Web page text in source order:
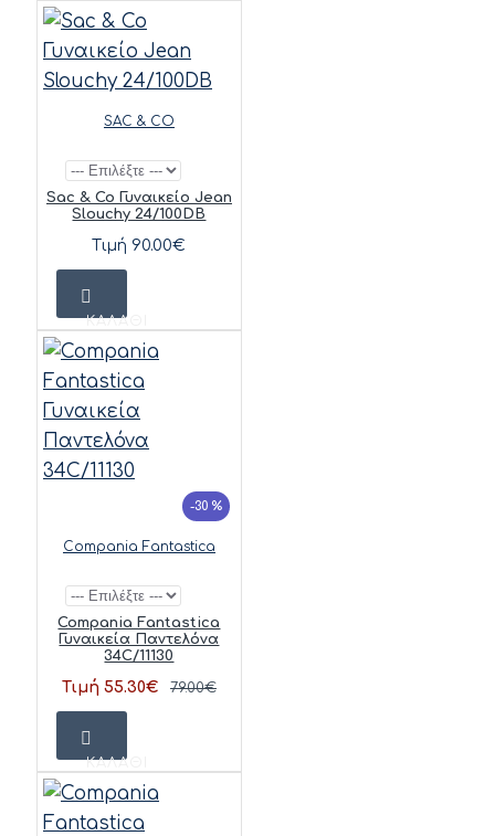
SAC & CO
Sac & Co Γυναικείο Jean
Slouchy 24/100DB
Τιμή 90.00€
ΚΑΛΆΘΙ
-30 %
Compania Fantastica
Compania Fantastica
Γυναικεία Παντελόνα
34C/11130
Τιμή 55.30€ 79.00€
ΚΑΛΆΘΙ